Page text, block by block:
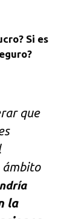
Si es
que
ámbito
la